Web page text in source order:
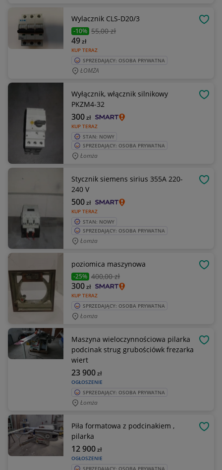
Wylacznik CLS-D20/3
-10% 55,00 zł
KUP TERAZ
49zł
SPRZEDAJĄCY: OSOBA PRYWATNA
ŁOMŻA
Wyłącznik, włącznik silnikowy
PKZM4-32
KUP TERAZ
300zł
STAN: NOWY
SPRZEDAJĄCY: OSOBA PRYWATNA
Łomża
Stycznik siemens sirius 355A 220-
240 V
KUP TERAZ
500zł
STAN: NOWY
SPRZEDAJĄCY: OSOBA PRYWATNA
Łomża
poziomica maszynowa
-25% 400,00 zł
KUP TERAZ
300zł
SPRZEDAJĄCY: OSOBA PRYWATNA
Łomża
Maszyna wieloczynnościowa pilarka
podcinak strug grubościówk frezarka
wiert
OGŁOSZENIE
23 900zł
SPRZEDAJĄCY: OSOBA PRYWATNA
Łomża
Piła formatowa z podcinakiem ,
pilarka
OGŁOSZENIE
12 900zł
SPRZEDAJĄCY: OSOBA PRYWATNA